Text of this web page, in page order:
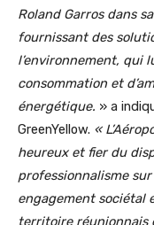
Roland Garros dans
fournissant des
l’environnement, qui
consommation et
énergétique. » a
GreenYellow. «
heureux et fier du
professionnalisme
engagement sociétal
territoire réunionnais